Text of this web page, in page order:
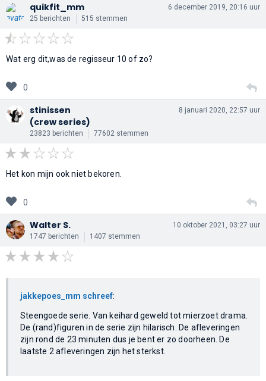
quikfit_mm
25 berichten 515 stemmen
6 december 2019, 20:16 uur
Wat erg dit,was de regisseur 10 of zo?
0
stinissen
(crew series)
23823 berichten 77602 stemmen
8 januari 2020, 22:57 uur
Het kon mijn ook niet bekoren.
0
Walter S.
1747 berichten 1407 stemmen
10 oktober 2021, 03:27 uur
jakkepoes_mm schreef:
Steengoede serie. Van keihard geweld tot mierzoet drama.
De (rand)figuren in de serie zijn hilarisch. De afleveringen
zijn rond de 23 minuten dus je bent er zo doorheen. De
laatste 2 afleveringen zijn het sterkst.